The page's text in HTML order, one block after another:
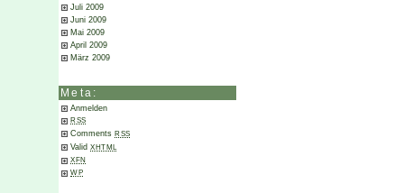
Juli 2009
Juni 2009
Mai 2009
April 2009
März 2009
Meta:
Anmelden
RSS
Comments RSS
Valid XHTML
XFN
WP